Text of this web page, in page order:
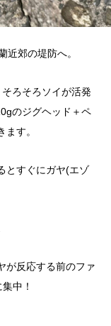
近郊の堤防へ。
ろそろソイが活発
のジグヘッド＋ペ
す。
とすぐにガヤ(エゾ
が反応する前のファ
中！